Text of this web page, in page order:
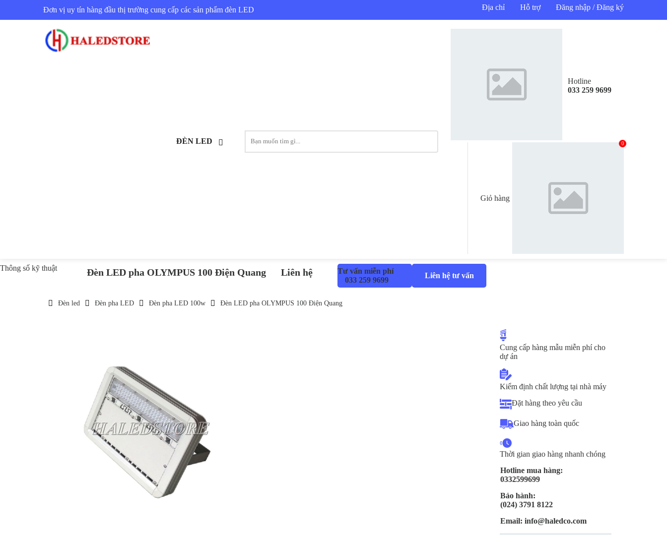
Đơn vị uy tín hàng đầu thị trường cung cấp các sản phẩm đèn LED Địa chỉ Hỗ trợ Đăng nhập / Đăng ký
ĐÈN LED
Hotline
033 259 9699
Giỏ hàng
0
Thông số kỹ thuật Đèn LED pha OLYMPUS 100 Điện Quang Liên hệ
Tư vấn miễn phí
033 259 9699
Liên hệ tư vấn
Đèn led Đèn pha LED Đèn pha LED 100w Đèn LED pha OLYMPUS 100 Điện Quang
Cung cấp hàng mẫu miễn phí cho
dự án
Kiểm định chất lượng tại nhà máy
Đặt hàng theo yêu cầu
Giao hàng toàn quốc
Thời gian giao hàng nhanh chóng
Hotline mua hàng:
0332599699
Bảo hành:
(024) 3791 8122
Email: info@haledco.com